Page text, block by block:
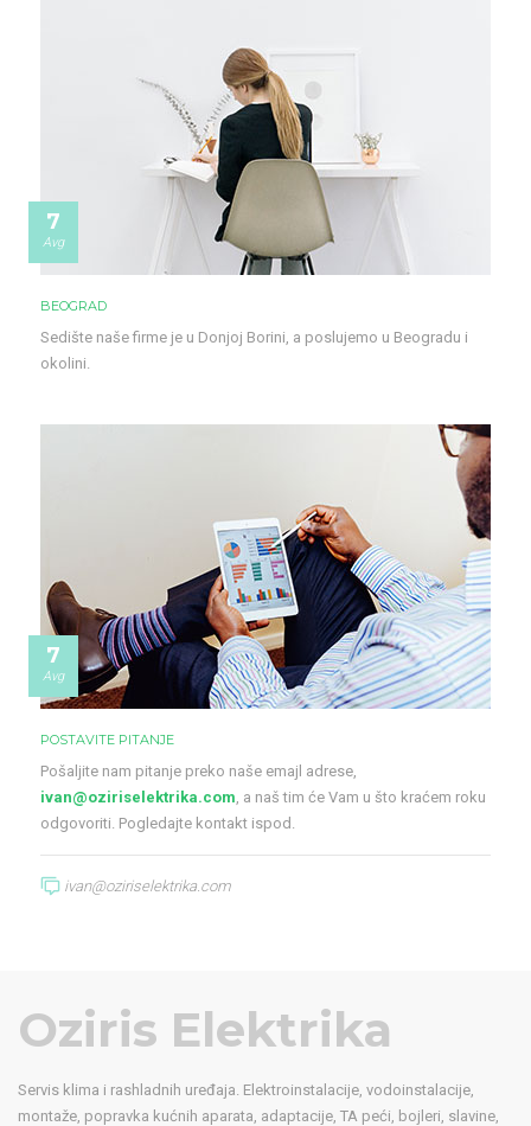
7
Avg
BEOGRAD
Sedište naše firme je u Donjoj Borini, a poslujemo u Beogradu i
okolini.
7
Avg
POSTAVITE PITANJE
Pošaljite nam pitanje preko naše emajl adrese,
ivan@oziriselektrika.com , a naš tim će Vam u što kraćem roku
odgovoriti. Pogledajte kontakt ispod.
ivan@oziriselektrika.com
Oziris Elektrika
Servis klima i rashladnih uređaja. Elektroinstalacije, vodoinstalacije,
montaže, popravka kućnih aparata, adaptacije, TA peći, bojleri, slavine,